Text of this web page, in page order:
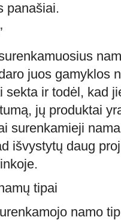
panašiai.
juos gamyklos
sekta ir todėl, kad
jų produktai
surenkamieji
išvystytų daug
tipai
namo